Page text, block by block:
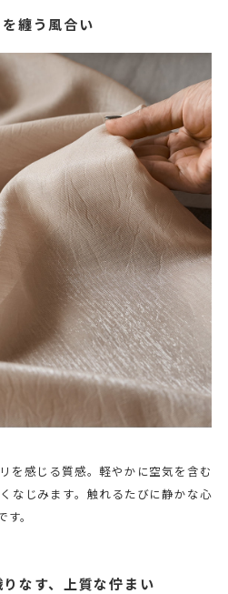
纏う風合い
を感じる質感。軽やかに空気を含む
なじみます。触れるたびに静かな心
。
なす、上質な佇まい